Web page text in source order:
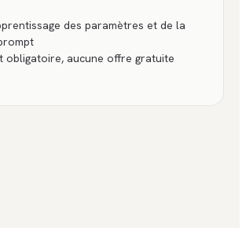
des paramètres et de la
obligatoire, aucune offre gratuite